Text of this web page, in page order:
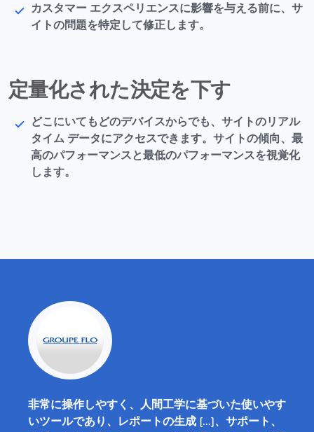
カスタマー エクスペリエンスに影響を与える前に、サ
イトの問題を特定して修正します。
定量化された決定を下す
どこにいてもどのデバイスからでも、サイトのリアル
タイム データにアクセスできます。サイトの傾向、最
高のパフォーマンスと最低のパフォーマンスを視覚化
します。
非常に操作しやすく、人間工学に基づいた使いやす
いツールであり、レポートの生成 [...]、サポート、